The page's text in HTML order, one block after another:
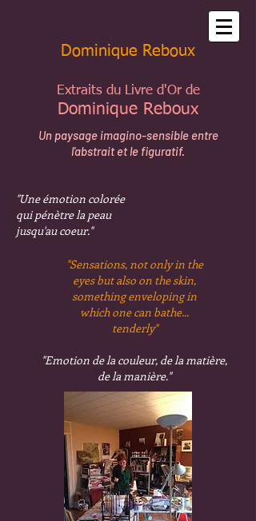
Dominique Reboux
Un paysage imagino-sensible entre
l'abstrait et le figuratif.
"Sensations, not only in the
eyesbut also on the skin,
something enveloping in
which one can bathe...
tenderly"
"Emotion de la couleur, de la matière,
de la manière."
Extraits du Livre d'Or de
Dominique Reboux
"Une émotion colorée
qui pénètre la peau
jusqu'au coeur."